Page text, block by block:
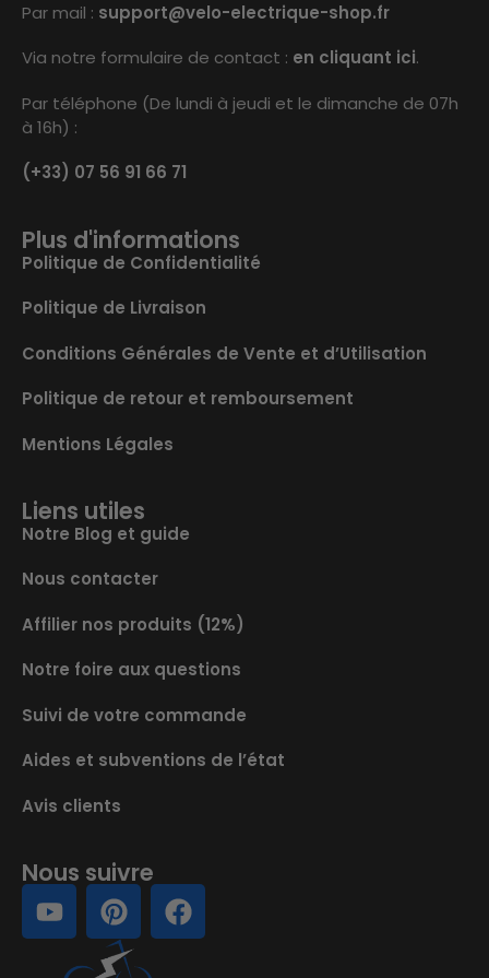
Par mail : support@velo-electrique-shop.fr
Via notre formulaire de contact : en cliquant ici.
Par téléphone (De lundi à jeudi et le dimanche de 07h
à 16h) :
(+33) 07 56 91 66 71
Plus d'informations
Politique de Confidentialité
Politique de Livraison
Conditions Générales de Vente et d’Utilisation
Politique de retour et remboursement
Mentions Légales
Liens utiles
Notre Blog et guide
Nous contacter
Affilier nos produits (12%)
Notre foire aux questions
Suivi de votre commande
Aides et subventions de l’état
Avis clients
Nous suivre